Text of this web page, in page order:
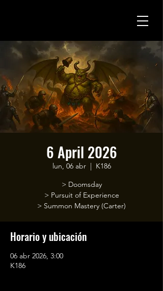
6 April 2026
lun, 06 abr
  |
K186
> Doomsday
> Pursuit of Experience
> Summon Mastery (Carter)
Horario y ubicación
06 abr 2026, 3:00
K186